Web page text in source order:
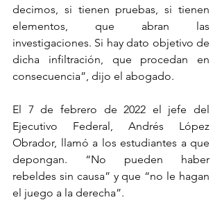
decimos, si tienen pruebas, si tienen
elementos, que abran las
investigaciones. Si hay dato objetivo de
dicha infiltración, que procedan en
consecuencia”, dijo el abogado.
El 7 de febrero de 2022 el jefe del
Ejecutivo Federal, Andrés López
Obrador, llamó a los estudiantes a que
depongan. “No pueden haber
rebeldes sin causa” y que “no le hagan
el juego a la derecha”.